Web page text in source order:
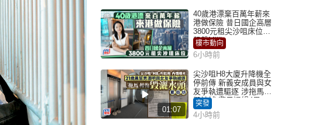
40歲港漂棄百萬年薪來
港做保險 昔日國企高層
3800元租尖沙咀床位｜
租盤Million
樓市動向
6小時前
01:07
尖沙咀H8大廈升降機全
停前傳 新義安成員與女
友爭執遭驅逐 涉拖馬刑
毀被捕 警另通緝4男
突發
4小時前